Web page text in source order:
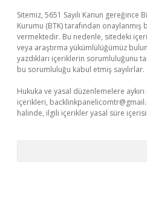
Sitemiz, 5651 Sayılı Kanun
Kurumu (BTK) tarafından onaylanmış
vermektedir. Bu nedenle, sitedeki
veya araştırma yükümlülüğümüz
yazdıkları içeriklerin sorumluluğunu
bu sorumluluğu kabul etmiş sayılırlar.
Hukuka ve yasal düzenlemelere
içerikleri,
halinde, ilgili içerikler yasal süre